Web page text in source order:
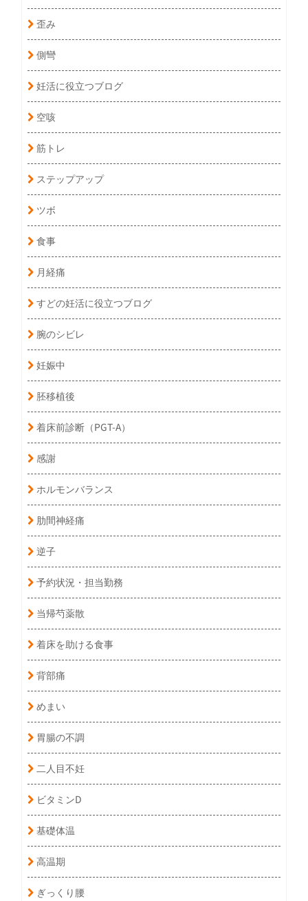
歪み
側彎
妊活に役立つブログ
空咳
筋トレ
ステップアップ
ツボ
食事
月経痛
すどの妊活に役立つブログ
腕のシビレ
妊娠中
胚移植後
着床前診断（PGT-A）
感謝
ホルモンバランス
肋間神経痛
逆子
予約状況・担当勤務
当帰芍薬散
着床を助ける食事
背部痛
めまい
胃腸の不調
二人目不妊
ビタミンD
基礎体温
高温期
ぎっくり腰